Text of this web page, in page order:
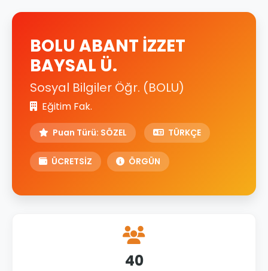
BOLU ABANT İZZET
BAYSAL Ü.
Sosyal Bilgiler Öğr. (BOLU)
Eğitim Fak.
Puan Türü: SÖZEL TÜRKÇE
ÜCRETSİZ ÖRGÜN
40